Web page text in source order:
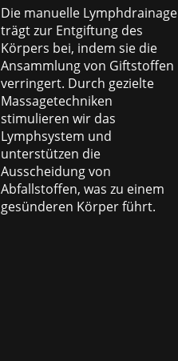
Die manuelle Lymphdrainage
trägt zur Entgiftung des
Körpers bei, indem sie die
Ansammlung von Giftstoffen
verringert. Durch gezielte
Massagetechniken
stimulieren wir das
Lymphsystem und
unterstützen die
Ausscheidung von
Abfallstoffen, was zu einem
gesünderen Körper führt.